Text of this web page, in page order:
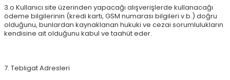
3.o Kullanıcı site üzerinden yapacağı alışverişlerde kullanacağı
ödeme bilgilerinin (kredi kartı, GSM numarası bilgileri v.b.) doğru
olduğunu, bunlardan kaynaklanan hukuki ve cezai sorumlulukların
kendisine ait olduğunu kabul ve taahüt eder.
7. Tebligat Adresleri